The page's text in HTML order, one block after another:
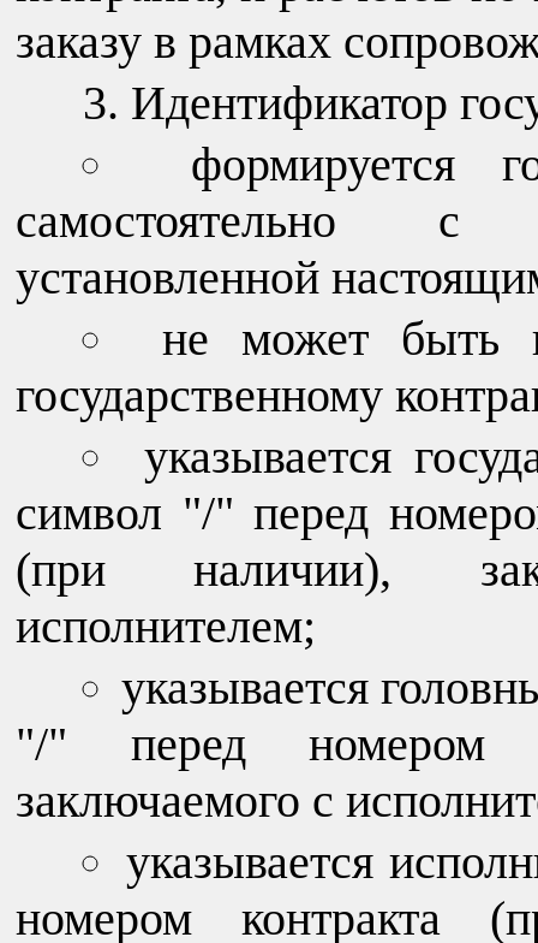
заказу в рамках
Идентификатор
формируется
самостоятельно с
установленной
не может быть
государственному
указывается
символ "/" перед
(при наличии),
исполнителем;
указывается
"/" перед номером
заключаемого с
указывается
номером контракта